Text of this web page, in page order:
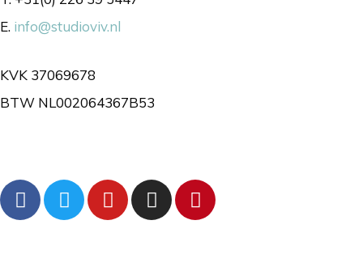
E. info@studioviv.nl
KVK 37069678
BTW NL002064367B53